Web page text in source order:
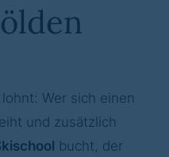
Wer sich einen
und zusätzlich
bucht, der